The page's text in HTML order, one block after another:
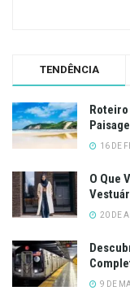
TENDÊNCIA
Roteiro
16 DE
O Que
20 DE
9 DE